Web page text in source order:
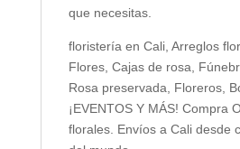
que necesitas.
floristería en Cali, Arreglos
Flores, Cajas de rosa,
Rosa preservada, Floreros,
¡EVENTOS Y MÁS! Compra
florales. Envíos a Cali desde